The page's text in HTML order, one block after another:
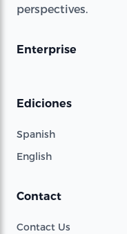
perspectives.
Enterprise
Ediciones
Spanish
English
Contact
Contact Us